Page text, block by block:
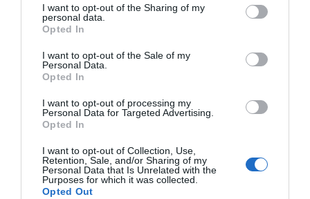
I want to opt-out of the Sharing of my
personal data.
Opted In
I want to opt-out of the Sale of my
Personal Data.
Opted In
I want to opt-out of processing my
Personal Data for Targeted Advertising.
Opted In
I want to opt-out of Collection, Use,
Retention, Sale, and/or Sharing of my
Personal Data that Is Unrelated with the
Purposes for which it was collected.
Opted Out
CAMP.
2ª
DIVISÃO
3ª
CAMP
FEMININO
TAÇAS
DIVERSAS
SUB-23 SUB-19 SUB-13
COMPETIÇÕES
NACIONAIS
COMPETIÇÕES INTERNACIONAIS